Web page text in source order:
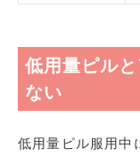
低用量ピル
ない
低用量ピル服用中